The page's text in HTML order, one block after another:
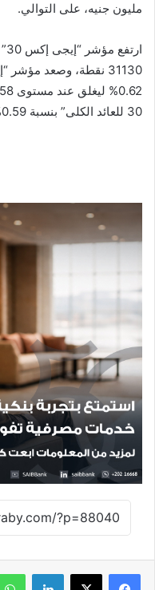
مليون جنيه، على التوالي.
30 للعائد الكلى” بنسبة 0.59% ليغلق عند مستوى 13694 نقطة
لينكدإن